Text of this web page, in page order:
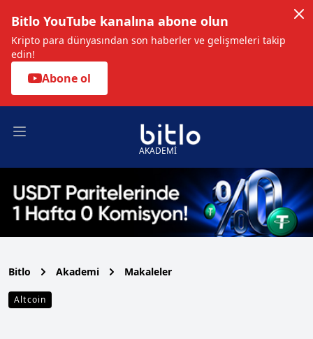
Bitlo YouTube kanalına abone olun
Kripto para dünyasından son haberler ve gelişmeleri takip
edin!
Abone ol
Open main menu
AKADEMİ
Bitlo Akademi Makaleler
Altcoin